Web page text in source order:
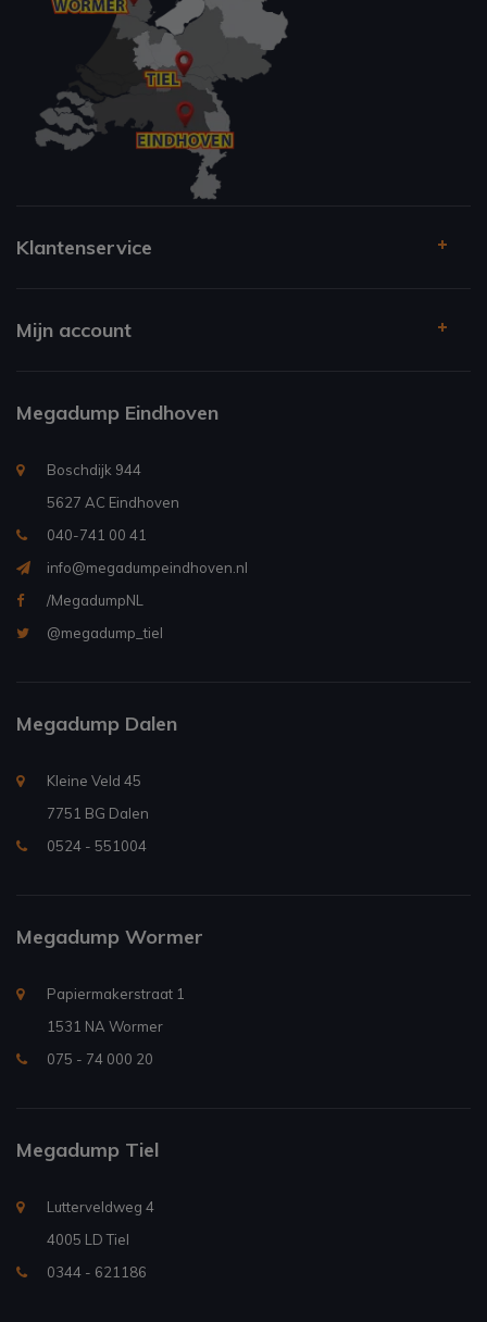
Klantenservice
Mijn account
Megadump Eindhoven
Boschdijk 944
5627 AC Eindhoven
040-741 00 41
info@megadumpeindhoven.nl
/MegadumpNL
@megadump_tiel
Megadump Dalen
Kleine Veld 45
7751 BG Dalen
0524 - 551004
Megadump Wormer
Papiermakerstraat 1
1531 NA Wormer
075 - 74 000 20
Megadump Tiel
Lutterveldweg 4
4005 LD Tiel
0344 - 621186